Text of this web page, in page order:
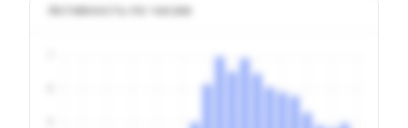
Активность по часам